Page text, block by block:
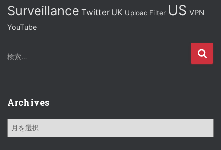
Surveillance Twitter UK Upload Filter US VPN
YouTube
検
索
検索…
Archives